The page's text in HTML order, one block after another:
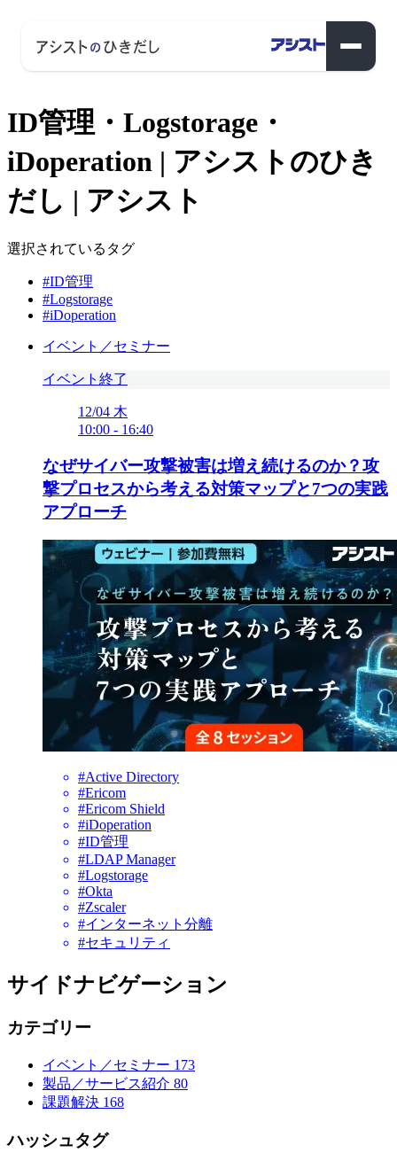
ID管理・Logstorage・
iDoperation | アシストのひき
だし | アシスト
選択されているタグ
#ID管理
#Logstorage
#iDoperation
イベント／セミナー
イベント終了
12/04 木
10:00 - 16:40
なぜサイバー攻撃被害は増え続けるのか？攻
撃プロセスから考える対策マップと7つの実践
アプローチ
#Active Directory
#Ericom
#Ericom Shield
#iDoperation
#ID管理
#LDAP Manager
#Logstorage
#Okta
#Zscaler
#インターネット分離
#セキュリティ
サイドナビゲーション
カテゴリー
イベント／セミナー 173
製品／サービス紹介 80
課題解決 168
ハッシュタグ